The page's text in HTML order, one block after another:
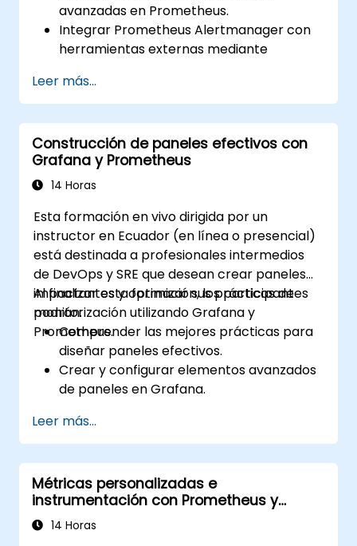
avanzadas en Prometheus.
Integrar Prometheus Alertmanager con
herramientas externas mediante
Automatizar respuestas a alertas para
una resolución más rápida de incidentes.
Utilizar Grafana para visualizar y
gestionar las alertas de manera eficaz.
Leer más...
Construcción de paneles efectivos con
Grafana y Prometheus
14 Horas
Esta formación en vivo dirigida por un
instructor en Ecuador (en línea o presencial)
está destinada a profesionales intermedios
de DevOps y SRE que desean crear paneles
impactantes y optimizar sus prácticas de
monitorización utilizando Grafana y
Prometheus.
Al finalizar esta formación, los participantes
podrán:
Comprender las mejores prácticas para
diseñar paneles efectivos.
Crear y configurar elementos avanzados
de paneles en Grafana.
para crear paneles dinámicos y
reutilizables.
Implementar mecanismos de alertas
para mejorar la conciencia operativa.
Leer más...
Métricas personalizadas e
instrumentación con Prometheus y
Grafana
14 Horas